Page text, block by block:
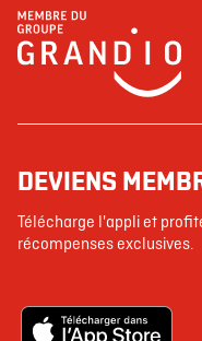
DEVIENS
Télécharge l'appli et
récompenses exclusives.